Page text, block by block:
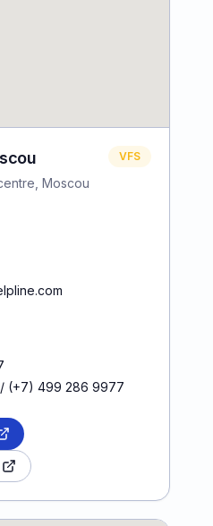
Moscou
VFS
(+7) 499 286 9977